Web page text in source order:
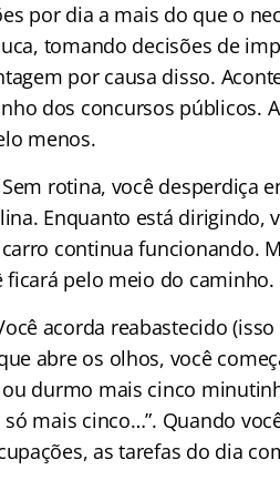
por dia a mais do que o
tomando decisões de
por causa disso.
dos concursos públicos.
menos.
rotina, você desperdiça
Enquanto está dirigindo,
continua funcionando.
ficará pelo meio do caminho.
acorda reabastecido (isso
abre os olhos, você
durmo mais cinco
mais cinco…”. Quando
as tarefas do dia